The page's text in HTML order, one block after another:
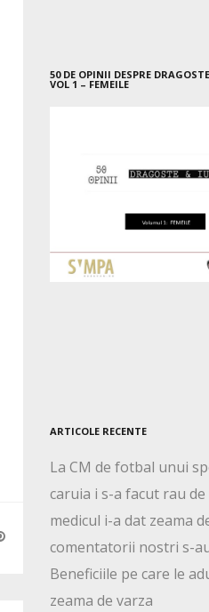
50 DE OPINII DESPRE
VOL 1 – FEMEILE
ARTICOLE RECENTE
La CM de fotbal unui
caruia i s-a facut rau de
medicul i-a dat zeama
comentatorii nostri s-
Beneficiile pe care le
zeama de varza